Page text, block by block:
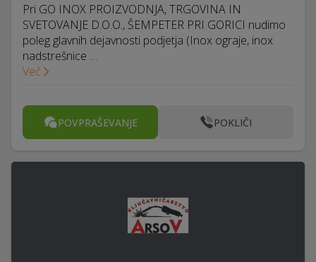
Pri GO INOX PROIZVODNJA, TRGOVINA IN
SVETOVANJE D.O.O., ŠEMPETER PRI GORICI nudimo
poleg glavnih dejavnosti podjetja (Inox ograje, inox
nadstrešnice …
Več
POVPRAŠEVANJE POKLIČI